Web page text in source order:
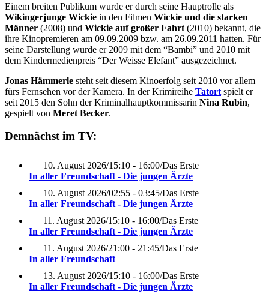
Einem breiten Publikum wurde er durch seine Hauptrolle als
Wikingerjunge Wickie in den Filmen Wickie und die starken
Männer (2008) und Wickie auf großer Fahrt (2010) bekannt, die
ihre Kinopremieren am 09.09.2009 bzw. am 26.09.2011 hatten. Für
seine Darstellung wurde er 2009 mit dem “Bambi” und 2010 mit
dem Kindermedienpreis “Der Weisse Elefant” ausgezeichnet.
Jonas Hämmerle steht seit diesem Kinoerfolg seit 2010 vor allem
fürs Fernsehen vor der Kamera. In der Krimireihe Tatort spielt er
seit 2015 den Sohn der Kriminalhauptkommissarin Nina Rubin,
gespielt von Meret Becker.
Demnächst im TV:
10. August 2026/15:10 - 16:00/Das Erste
In aller Freundschaft - Die jungen Ärzte
10. August 2026/02:55 - 03:45/Das Erste
In aller Freundschaft - Die jungen Ärzte
11. August 2026/15:10 - 16:00/Das Erste
In aller Freundschaft - Die jungen Ärzte
11. August 2026/21:00 - 21:45/Das Erste
In aller Freundschaft
13. August 2026/15:10 - 16:00/Das Erste
In aller Freundschaft - Die jungen Ärzte